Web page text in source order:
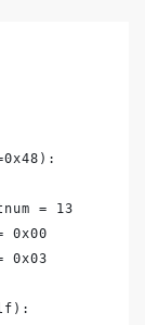
= 13
0x00
0x03